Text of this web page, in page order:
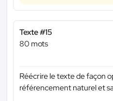
Texte #15
80 mots
Réécrire le texte de façon
référencement naturel et